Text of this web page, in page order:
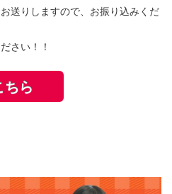
送りしますので、お振り込みくだ
さい！！
ちら